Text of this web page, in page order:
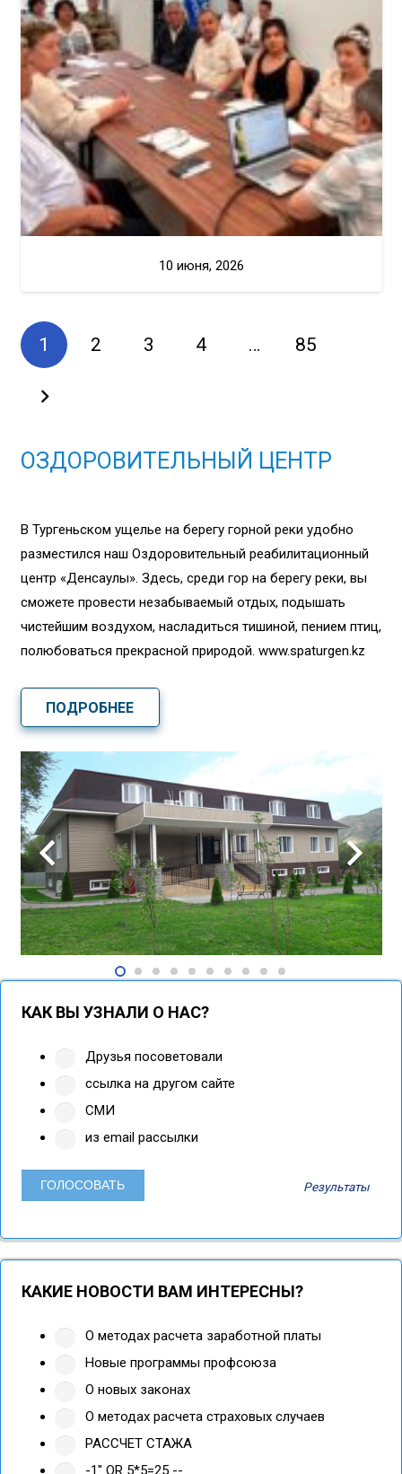
10 июня, 2026
1 2 3 4 … 85
ОЗДОРОВИТЕЛЬНЫЙ ЦЕНТР
В Тургеньском ущелье на берегу горной реки удобно
разместился наш Оздоровительный реабилитационный
центр «Денсаулық». Здесь, среди гор на берегу реки, вы
сможете провести незабываемый отдых, подышать
чистейшим воздухом, насладиться тишиной, пением птиц,
полюбоваться прекрасной природой. www.spaturgen.kz
ПОДРОБНЕЕ
КАК ВЫ УЗНАЛИ О НАС?
Друзья посоветовали
ссылка на другом сайте
СМИ
из email рассылки
Результаты
КАКИЕ НОВОСТИ ВАМ ИНТЕРЕСНЫ?
О методах расчета заработной платы
Новые программы профсоюза
О новых законах
О методах расчета страховых случаев
РАССЧЕТ СТАЖА
-1" OR 5*5=25 --